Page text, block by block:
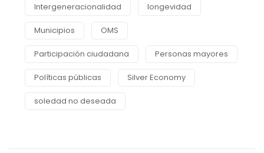
Intergeneracionalidad longevidad
Municipios OMS
Participación ciudadana Personas mayores
Políticas públicas Silver Economy
soledad no deseada